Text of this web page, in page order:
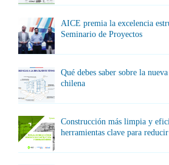
AICE premia la excelencia
Seminario de Proyectos
Qué debes saber sobre la
chilena
Construcción más limpia y
herramientas clave para